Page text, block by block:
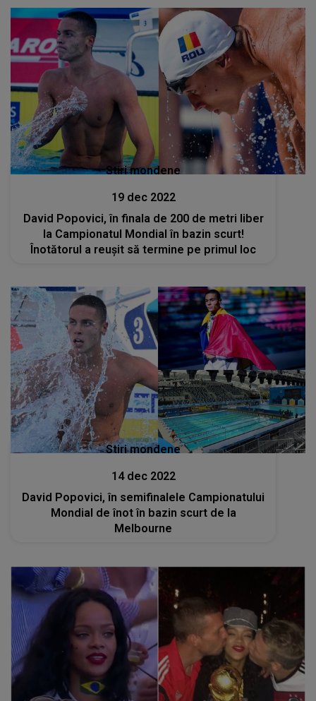
Stiri mondene
19 dec 2022
David Popovici, în finala de 200 de metri liber
la Campionatul Mondial în bazin scurt!
Înotătorul a reușit să termine pe primul loc
Stiri mondene
14 dec 2022
David Popovici, în semifinalele Campionatului
Mondial de înot în bazin scurt de la
Melbourne